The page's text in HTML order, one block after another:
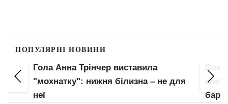
ПОПУЛЯРНІ НОВИНИ
Гола Анна Трінчер виставила
"мохнатку": нижня білизна – не для
неї